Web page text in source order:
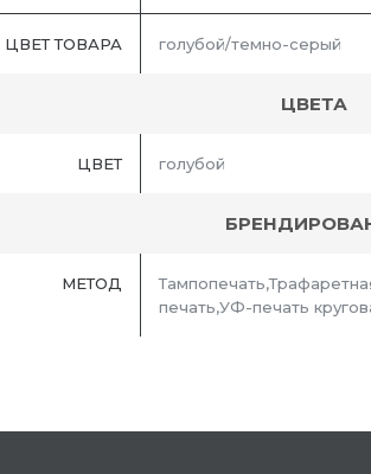
ЦВЕТ ТОВАРА голубой/темно-серый
ЦВЕТА
ЦВЕТ голубой
МЕТОД
печать,УФ-печать